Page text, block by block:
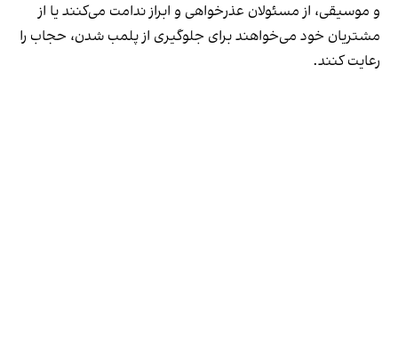
و موسیقی، از مسئولان عذرخواهی و ابراز ندامت می‌کنند یا از
مشتریان خود می‌خواهند برای جلوگیری از پلمب شدن، حجاب را
رعایت کنند.